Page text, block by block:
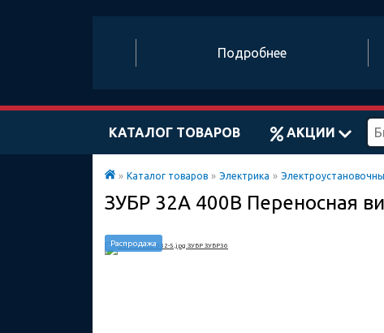
Подробнее
КАТАЛОГ ТОВАРОВ АКЦИИ
» Каталог товаров » Электрика »
ЗУБР 32A 400В Переносная
Распродажа